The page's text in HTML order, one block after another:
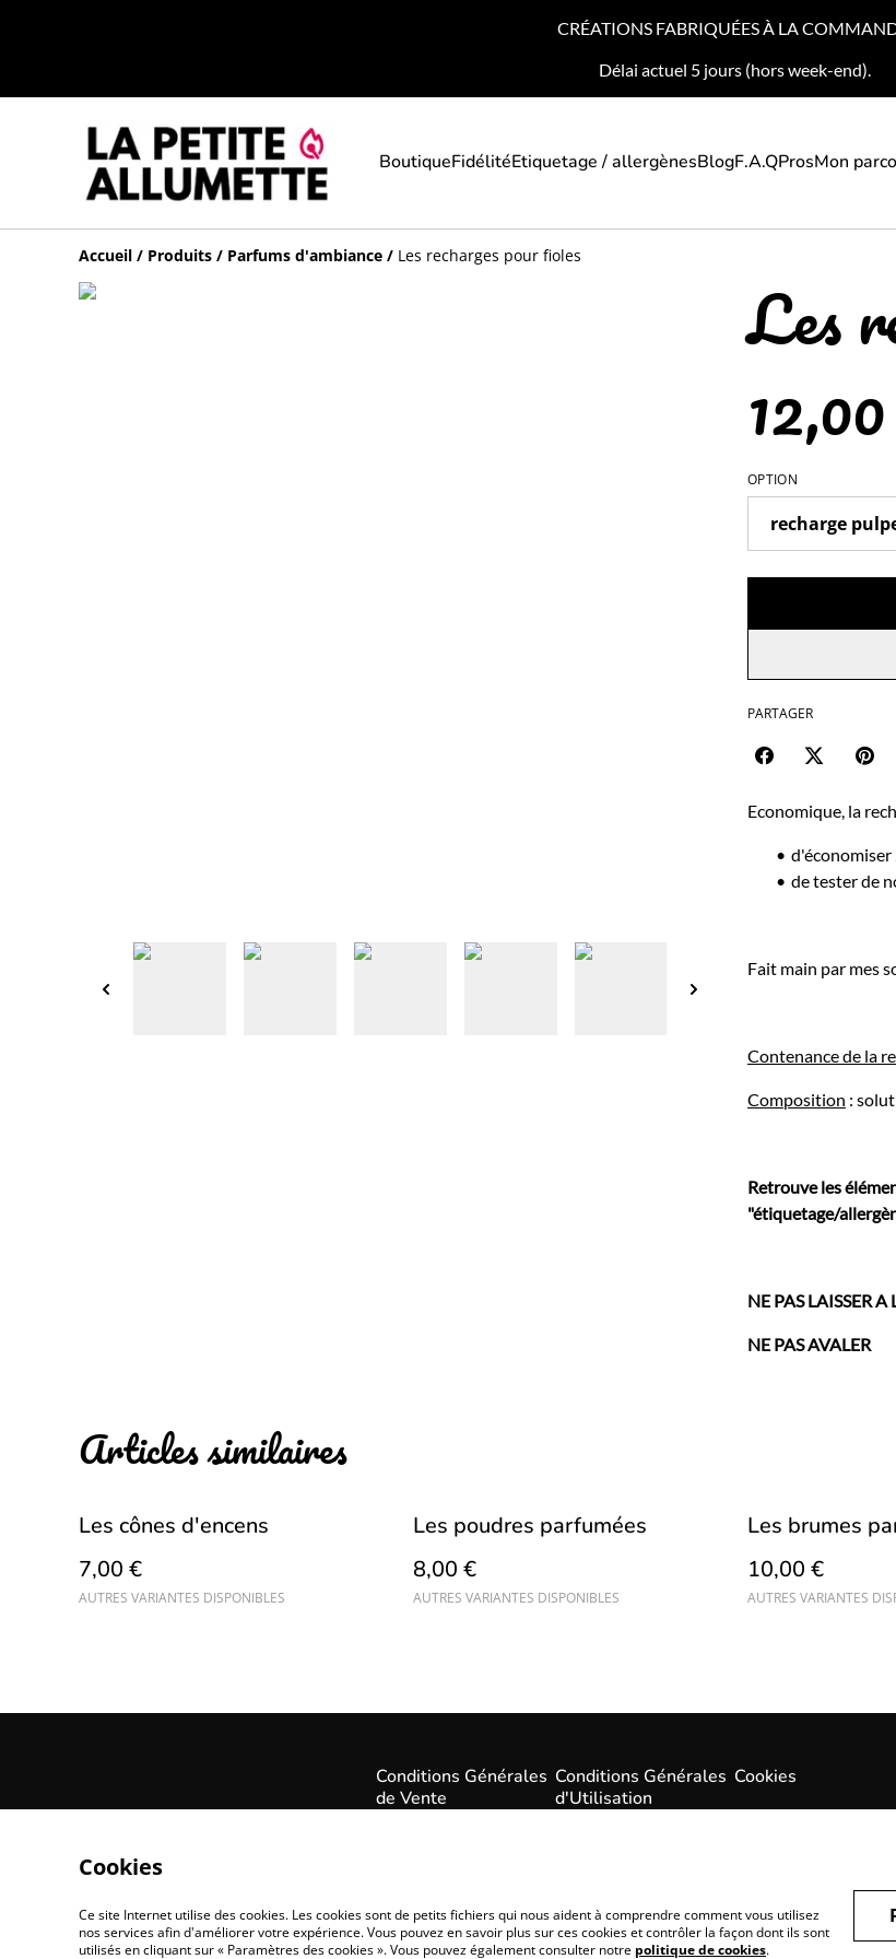
CRÉATIONS FABRIQUÉES À LA
Délai actuel 5 jours (hors week-end).
BoutiqueFidélitéEtiquetage / allergènesBlogF.A.QProsMon
Accueil / Produits / Parfums d'ambiance / Les recharges pour fioles
Les
OPTION
PARTAGER
Economique, la
d'économiser
de tester de
Fait main par mes
Contenance de la
Composition :
Retrouve les
"étiquetage/
NE PAS LAISSER
NE PAS AVALER
Articles similaires
Les cônes d'encens
7,00 €
AUTRES VARIANTES DISPONIBLES
Les poudres parfumées
8,00 €
AUTRES VARIANTES DISPONIBLES
Les brumes
10,00 €
AUTRES VARIANTES
Conditions Générales
de Vente
Conditions Générales
d'Utilisation
Cookies
Cookies
Ce site Internet utilise des cookies. Les cookies sont de petits fichiers qui nous aident à comprendre comment vous utilisez
nos services afin d'améliorer votre expérience. Vous pouvez en savoir plus sur ces cookies et contrôler la façon dont ils sont
utilisés en cliquant sur « Paramètres des cookies ». Vous pouvez également consulter notre politique de cookies.